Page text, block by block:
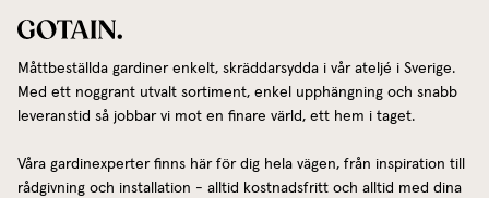
Måttbeställda gardiner enkelt, skräddarsydda i vår ateljé i Sverige.
Med ett noggrant utvalt sortiment, enkel upphängning och snabb
leveranstid så jobbar vi mot en finare värld, ett hem i taget.
Våra gardinexperter finns här för dig hela vägen, från inspiration till
rådgivning och installation - alltid kostnadsfritt och alltid med dina